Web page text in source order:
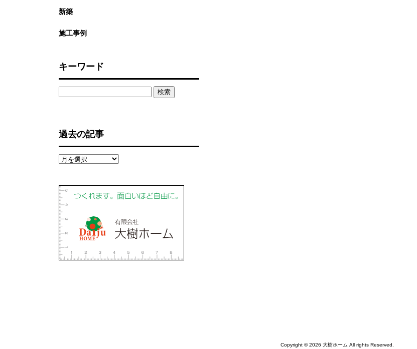
新築
施工事例
キーワード
過去の記事
過
の
記
事
Copyright © 2026 大樹ホーム All rights Reserved.